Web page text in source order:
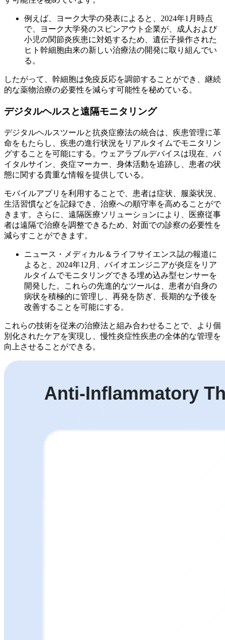
例えば、ヨーク大学の発表によると、2024年1月時点
で、ヨーク大学発のスピンアウト企業が、成人および
小児の関節炎疾患に対処するため、遺伝子操作された
ヒト幹細胞由来の新しい治療法の開発に取り組んでい
る。
したがって、幹細胞は免疫反応を調節することができ、継続
的な薬物治療の必要性を減らす可能性を秘めている。
デジタルヘルスと遠隔モニタリング
デジタルヘルスツールと抗炎症療法の統合は、疾患管理に革
命をもたらし、疾患の進行状況をリアルタイムでモニタリン
グすることを可能にする。ウェアラブルデバイスは現在、バ
イタルサイン、炎症マーカー、身体活動を追跡し、患者の状
態に関する貴重な情報を提供している。
モバイルアプリを利用することで、患者は症状、服薬状況、
生活習慣などを記録でき、治療への順守率を高めることがで
きます。さらに、遠隔医療ソリューションにより、医療従事
者は遠隔で治療を調整できるため、対面での診察の必要性を
減らすことができます。
ニュース・メディカル＆ライフサイエンス誌の報道に
よると、2024年12月、バイオエンジニアが炎症をリア
ルタイムでモニタリングできる埋め込み型センサーを
開発した。これらの先進的なツールは、患者が自身の
病状を積極的に管理し、再発を防ぎ、長期的な予後を
改善することを可能にする。
これらの技術を従来の治療法と組み合わせることで、より個
別化されたケアを実現し、慢性炎症性疾患の全体的な管理を
向上させることができる。